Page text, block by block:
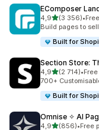
EComposer
4,9/ 5 tähteä
(3 356)
3356 arvostelua
•
Build pages to
Built for
Section Store:
4,9/ 5 tähteä
(2 714)
2714 arvostelua
•
700+
Built for
Omnise ✧ AI
4,9/ 5 tähteä
(856)•Free